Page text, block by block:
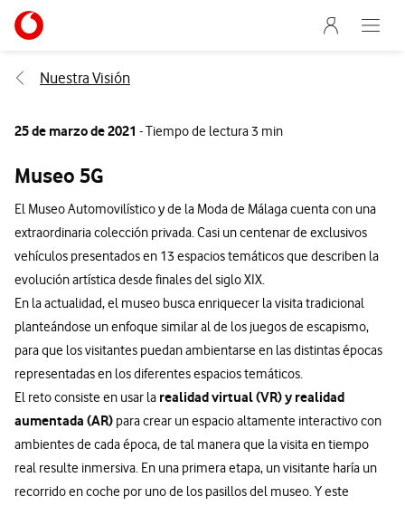
Ir a la pagina principal de vodafone.es
Menu
Abre
Nuestra Visión
25 de marzo de 2021 - Tiempo de lectura 3 min
Museo 5G
El Museo Automovilístico y de la Moda de Málaga cuenta con una
extraordinaria colección privada. Casi un centenar de exclusivos
vehículos presentados en 13 espacios temáticos que describen la
evolución artística desde finales del siglo XIX.
En la actualidad, el museo busca enriquecer la visita tradicional
planteándose un enfoque similar al de los juegos de escapismo,
para que los visitantes puedan ambientarse en las distintas épocas
representadas en los diferentes espacios temáticos.
El reto consiste en usar la realidad virtual (VR) y realidad
aumentada (AR) para crear un espacio altamente interactivo con
ambientes de cada época, de tal manera que la visita en tiempo
real resulte inmersiva. En una primera etapa, un visitante haría un
recorrido en coche por uno de los pasillos del museo. Y este